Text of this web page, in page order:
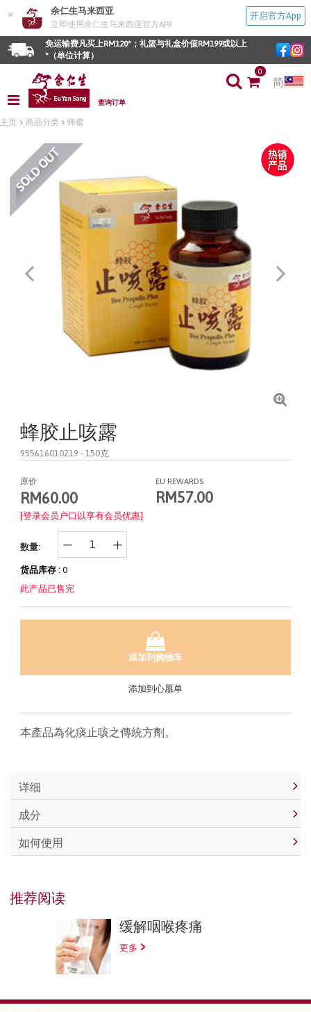
× 余仁生马来西亚
立即使用余仁生马来西亚官方APP
开启官方App
免运输费凡买上RM120*；礼篮与礼盒价值RM199或以上
*（单位计算）
查询订单
0
简
主页 商品分类 蜂蜜
蜂胶止咳露
955616010219 - 150克
原价
RM60.00
EU REWARDS
RM57.00
[登录会员户口以享有会员优惠]
数量:
货品库存 : 0
此产品已售完
添加到购物车
添加到心愿单
本產品為化痰止咳之傳統方劑。
详细
成分
如何使用
推荐阅读
缓解咽喉疼痛
更多